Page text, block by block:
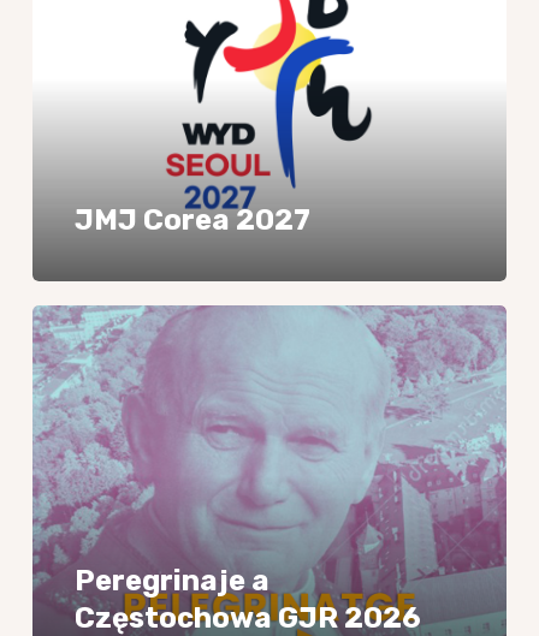
JMJ Corea 2027
Peregrinaje
a
Częstochowa
GJR
2026
Peregrinaje a
Częstochowa GJR 2026